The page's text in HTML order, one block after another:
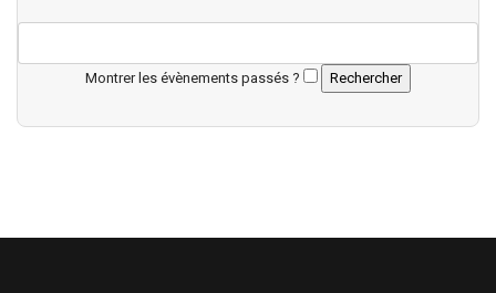
Montrer les évènements passés ?